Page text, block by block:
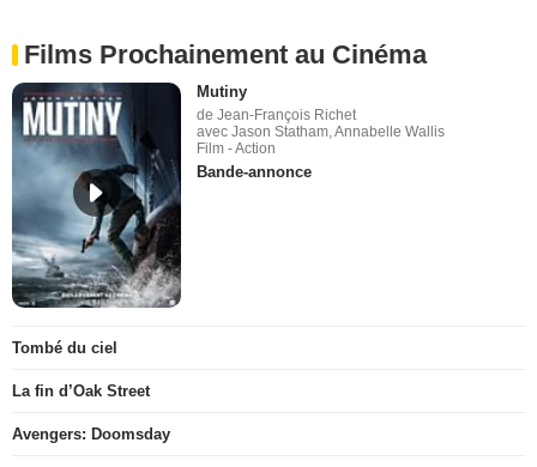
Films Prochainement au Cinéma
Mutiny
de Jean-François Richet
avec Jason Statham, Annabelle Wallis
Film - Action
Bande-annonce
Tombé du ciel
La fin d’Oak Street
Avengers: Doomsday